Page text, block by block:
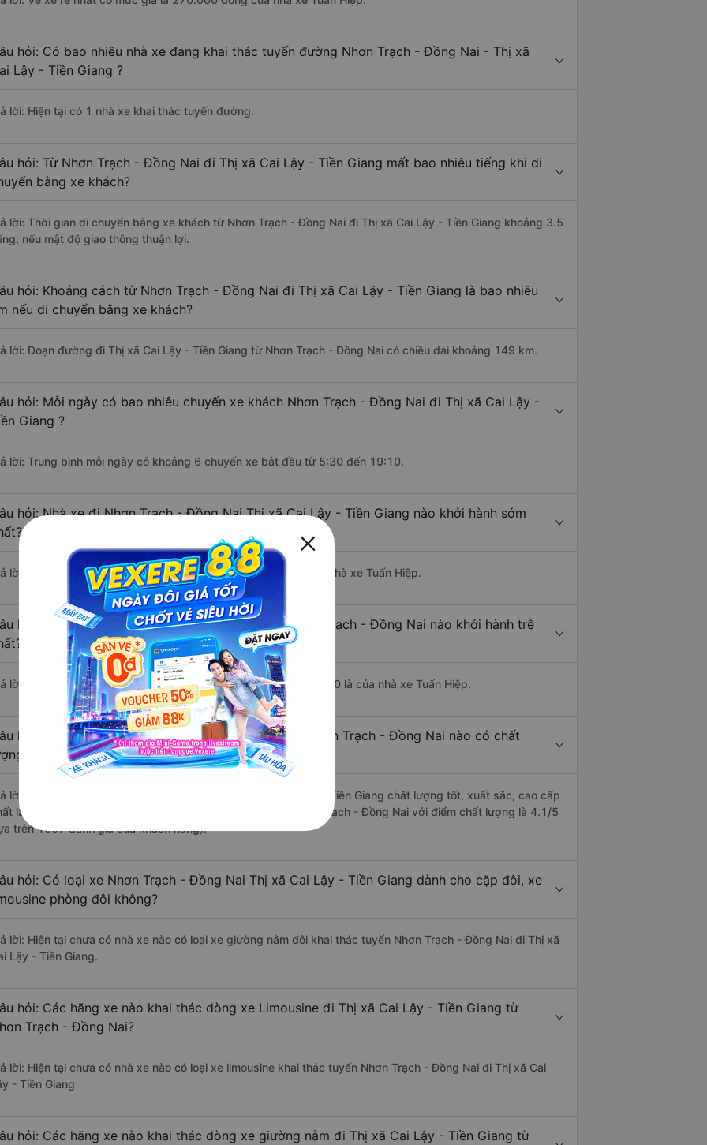
hỏi: Có bao nhiêu nhà xe đang khai thác tuyến đường Nhơn Trạch - Đồng Nai - Thị xã
Lậy - Tiền Giang ?
lời: Hiện tại có 1 nhà xe khai thác tuyến đường.
hỏi: Từ Nhơn Trạch - Đồng Nai đi Thị xã Cai Lậy - Tiền Giang mất bao nhiêu tiếng khi di
bằng xe khách?
lời: Thời gian di chuyển bằng xe khách từ Nhơn Trạch - Đồng Nai đi Thị xã Cai Lậy - Tiền Giang khoảng 3.5
nếu mật độ giao thông thuận lợi.
hỏi: Khoảng cách từ Nhơn Trạch - Đồng Nai đi Thị xã Cai Lậy - Tiền Giang là bao nhiêu
nếu di chuyển bằng xe khách?
lời: Đoạn đường đi Thị xã Cai Lậy - Tiền Giang từ Nhơn Trạch - Đồng Nai có chiều dài khoảng 149 km.
hỏi: Mỗi ngày có bao nhiêu chuyến xe khách Nhơn Trạch - Đồng Nai đi Thị xã Cai Lậy -
Giang ?
lời: Trung bình mỗi ngày có khoảng 6 chuyến xe bắt đầu từ 5:30 đến 19:10.
hỏi: Nhà xe đi Nhơn Trạch - Đồng Nai Thị xã Cai Lậy - Tiền Giang nào khởi hành sớm
lời: Chuyến xe có giờ xuất phát sớm nhất vào lúc 5:30 là của nhà xe Tuấn Hiệp.
hỏi: Nhà xe đi Thị xã Cai Lậy - Tiền Giang từ Nhơn Trạch - Đồng Nai nào khởi hành trễ
lời: Chuyến xe có giờ xuất phát trễ (muộn) nhất là vào lúc 19:10 là của nhà xe Tuấn Hiệp.
hỏi: Review xe đi Thị xã Cai Lậy - Tiền Giang từ Nhơn Trạch - Đồng Nai nào có chất
tốt, xuất sắc, cao cấp nhất?
lời: Những hãng xe đi Nhơn Trạch - Đồng Nai Thị xã Cai Lậy - Tiền Giang chất lượng tốt, xuất sắc, cao cấp
là nhà xe Tuấn Hiệp đi Thị xã Cai Lậy - Tiền Giang từ Nhơn Trạch - Đồng Nai với điểm chất lượng là 4.1/5
trên 1657 đánh giá của khách hàng).
hỏi: Có loại xe Nhơn Trạch - Đồng Nai Thị xã Cai Lậy - Tiền Giang dành cho cặp đôi, xe
phòng đôi không?
lời: Hiện tại chưa có nhà xe nào có loại xe giường nằm đôi khai thác tuyến Nhơn Trạch - Đồng Nai đi Thị xã
Lậy - Tiền Giang.
hỏi: Các hãng xe nào khai thác dòng xe Limousine đi Thị xã Cai Lậy - Tiền Giang từ
Trạch - Đồng Nai?
lời: Hiện tại chưa có nhà xe nào có loại xe limousine khai thác tuyến Nhơn Trạch - Đồng Nai đi Thị xã Cai
- Tiền Giang
hỏi: Các hãng xe nào khai thác dòng xe giường nằm đi Thị xã Cai Lậy - Tiền Giang từ